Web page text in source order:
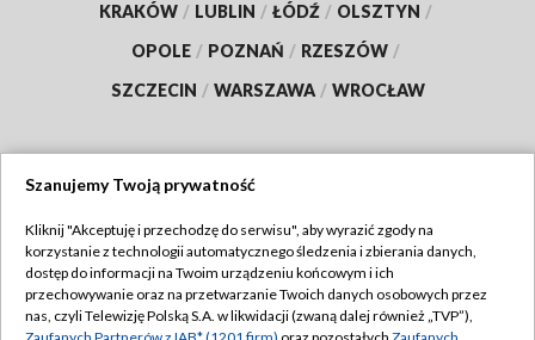
KRAKÓW / LUBLIN / ŁÓDŹ / OLSZTYN /
OPOLE / POZNAŃ / RZESZÓW /
SZCZECIN / WARSZAWA / WROCŁAW
TVP
Abonament TVP
Emisja w TVP
Regulamin TVP
Szanujemy Twoją prywatność
Kliknij "Akceptuję i przechodzę do serwisu", aby wyrazić zgody na
korzystanie z technologii automatycznego śledzenia i zbierania danych,
dostęp do informacji na Twoim urządzeniu końcowym i ich
przechowywanie oraz na przetwarzanie Twoich danych osobowych przez
nas, czyli Telewizję Polską S.A. w likwidacji (zwaną dalej również „TVP”),